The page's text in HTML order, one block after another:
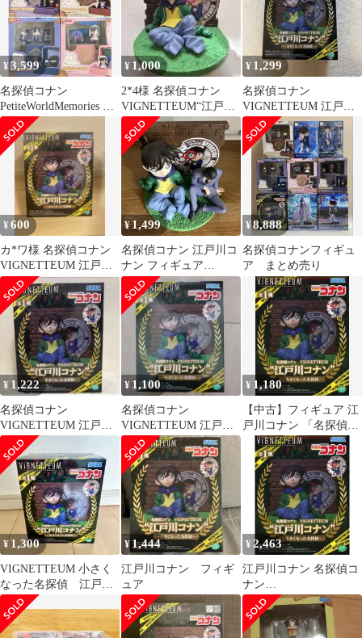
以内発送】
¥3,599
名探偵コナン
PetiteWorldMemories ミ
ニフィギュア 4点セッ
ト
¥ 1,000
2*4様 名探偵コナン
VIGNETTEUM“江戸川
コナン”～小さくなった
名探偵～
¥ 1,299
名探偵コナン
VIGNETTEUM 江戸川
コナン 小さくなった名
探偵 フィギュア
¥600
カ*ワ様 名探偵コナン
VIGNETTEUM 江戸川
コナン フィギュア
¥1,499
名探偵コナン 江戸川コ
ナン フィギュア
VIGNETTEUM 毛利小
五郎付
¥8,888
名探偵コナンフィギュ
ア まとめ売り
¥ 1,222
名探偵コナン
VIGNETTEUM 江戸川
コナン 小さくなった名
探偵 フィギュア
¥ 1,100
名探偵コナン
VIGNETTEUM 江戸川
コナン フィギュア
¥ 1,180
【中古】フィギュア 江
戸川コナン 「名探偵コ
ナン」
VIGNETTEUM“江戸川
コナン”～小さくなった
名探偵～
¥ 1,300
VIGNETTEUM 小さく
なった名探偵 江戸川
コナン フィギュア
新品未開封
¥ 1,444
江戸川コナン フィギ
ュア
¥ 2,463
江戸川コナン 名探偵コ
ナン
VIGNETTEUM『江戸
川コナン』〜小さくな
った名探偵〜 フィギュ